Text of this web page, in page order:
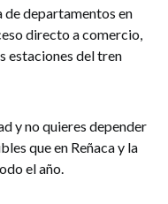
departamentos en
directo a comercio,
estaciones del tren
y no quieres depender
que en Reñaca y la
el año.